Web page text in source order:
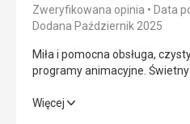
Zweryfikowana opinia
Data
Dodana Październik 2025
Miła i pomocna obsługa,
programy animacyjne.
czerwona flaga przez cały
Miła i pomocna obsługa,
Więcej